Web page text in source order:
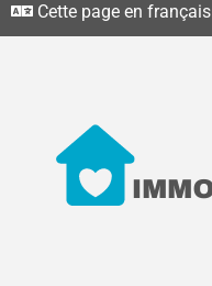
Cette page en français